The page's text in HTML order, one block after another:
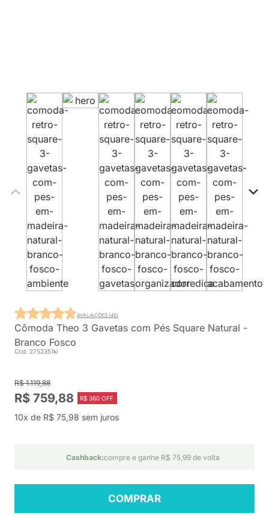
Cômoda Theo 3 Gavetas com Pés Square Natural -
Branco Fosco
Cod. 2752351ki
AVALIAÇÕES (48)
R$ 1.119,88
R$ 759,88 R$ 360 OFF
10x de R$ 75,98 sem juros
Cashback:compre e ganhe R$ 75,99 de volta
COMPRAR